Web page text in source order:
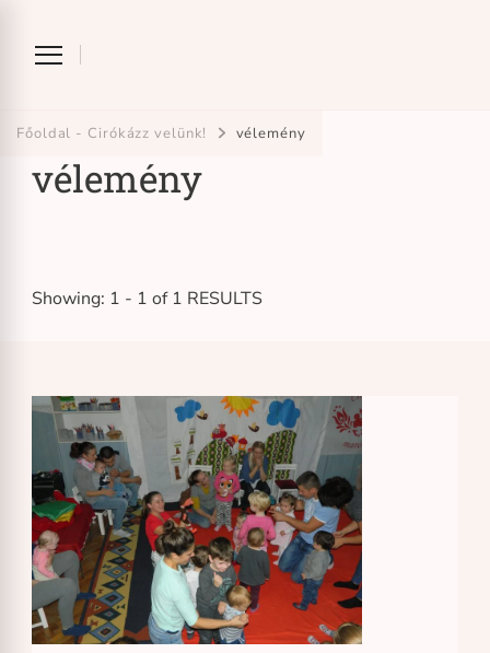
Főoldal - Cirókázz velünk! vélemény
vélemény
Showing: 1 - 1 of 1 RESULTS